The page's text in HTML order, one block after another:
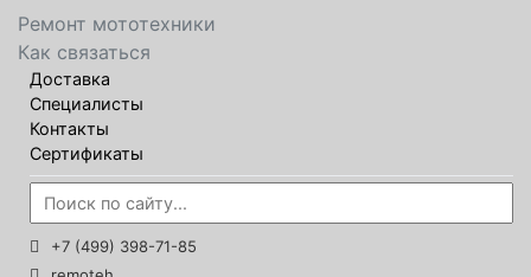
Ремонт мототехники
Как связаться
Доставка
Специалисты
Контакты
Сертификаты
+7 (499) 398-71-85